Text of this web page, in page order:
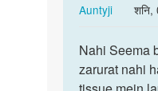
Auntyji
शनि,
In
to
Pad
ko
Nahi
Seema
bete
Nahi Seema
zarurat nahi